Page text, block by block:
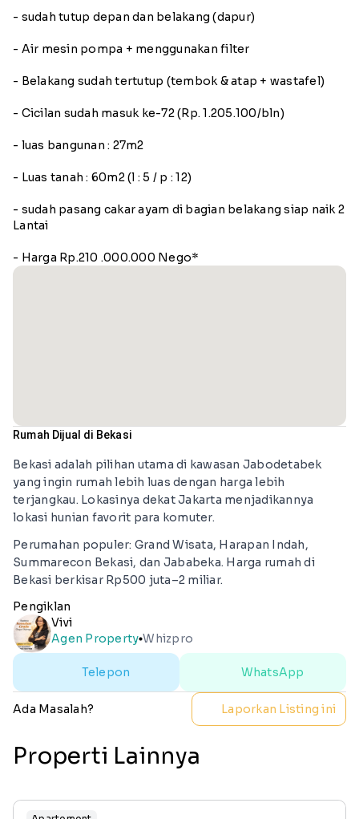
- sudah tutup depan dan belakang (dapur)
- Air mesin pompa + menggunakan filter
- Belakang sudah tertutup (tembok & atap + wastafel)
- Cicilan sudah masuk ke-72 (Rp. 1.205.100/bln)
- luas bangunan : 27m2
- Luas tanah : 60m2 (l : 5 / p : 12)
- sudah pasang cakar ayam di bagian belakang siap naik 2
Lantai
- Harga Rp.210 .000.000 Nego*
Rumah Dijual di Bekasi
Bekasi adalah pilihan utama di kawasan Jabodetabek
yang ingin rumah lebih luas dengan harga lebih
terjangkau. Lokasinya dekat Jakarta menjadikannya
lokasi hunian favorit para komuter.
Perumahan populer: Grand Wisata, Harapan Indah,
Summarecon Bekasi, dan Jababeka. Harga rumah di
Bekasi berkisar Rp500 juta–2 miliar.
Pengiklan
Vivi
Agen PropertylensWhizpro
Telepon WhatsApp
Ada Masalah? Laporkan Listing ini
Properti Lainnya